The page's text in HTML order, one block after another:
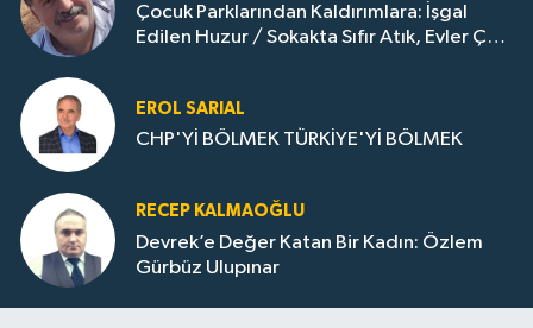
Çocuk Parklarından Kaldırımlara: İşgal
Edilen Huzur / Sokakta Sıfır Atık, Evler Çöp
EROL SARIAL
CHP'Yİ BÖLMEK TÜRKİYE'Yİ BÖLMEK
RECEP KALMAOĞLU
Devrek’e Değer Katan Bir Kadın: Özlem
Gürbüz Ulupınar